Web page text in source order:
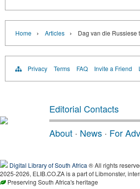
Home › Articles › Dag van die Russiese
Privacy Terms FAQ Invite a Friend
Editorial Contacts
About · News · For
Digital Library of South Africa ® All rights
2025-2026, ELIB.CO.ZA is a part of Libmonster,
Preserving South Africa's heritage